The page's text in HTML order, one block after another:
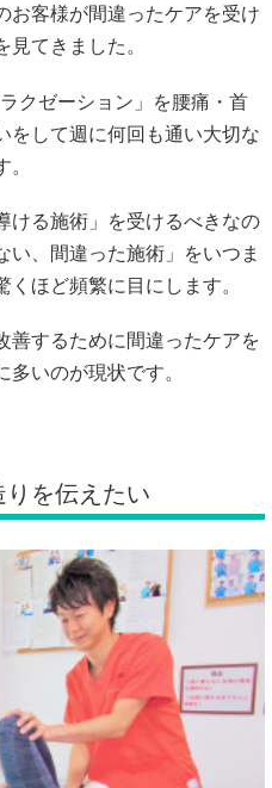
お客様が間違ったケアを受け
てきました。
クゼーション」を腰痛・首
をして週に何回も通い大切な
ける施術」を受けるべきなの
い、間違った施術」をいつま
ほど頻繁に目にします。
善するために間違ったケアを
いのが現状です。
を伝えたい